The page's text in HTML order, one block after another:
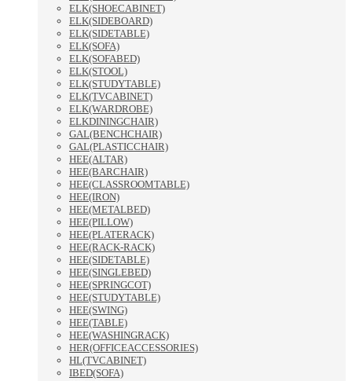
ELK(SHOECABINET)
ELK(SIDEBOARD)
ELK(SIDETABLE)
ELK(SOFA)
ELK(SOFABED)
ELK(STOOL)
ELK(STUDYTABLE)
ELK(TVCABINET)
ELK(WARDROBE)
ELKDININGCHAIR)
GAL(BENCHCHAIR)
GAL(PLASTICCHAIR)
HEE(ALTAR)
HEE(BARCHAIR)
HEE(CLASSROOMTABLE)
HEE(IRON)
HEE(METALBED)
HEE(PILLOW)
HEE(PLATERACK)
HEE(RACK-RACK)
HEE(SIDETABLE)
HEE(SINGLEBED)
HEE(SPRINGCOT)
HEE(STUDYTABLE)
HEE(SWING)
HEE(TABLE)
HEE(WASHINGRACK)
HER(OFFICEACCESSORIES)
HL(TVCABINET)
IBED(SOFA)